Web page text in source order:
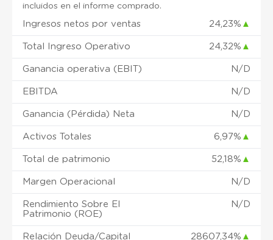
incluidos en el informe comprado.
Ingresos netos por ventas 24,23% ▲
Total Ingreso Operativo 24,32% ▲
Ganancia operativa (EBIT) N/D
EBITDA N/D
Ganancia (Pérdida) Neta N/D
Activos Totales 6,97% ▲
Total de patrimonio 52,18% ▲
Margen Operacional N/D
Rendimiento Sobre El
Patrimonio (ROE)
N/D
Relación Deuda/Capital 28607,34% ▲